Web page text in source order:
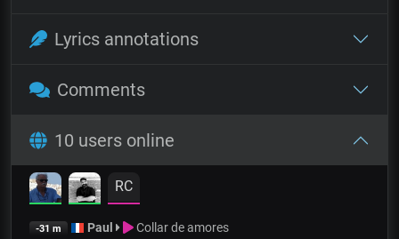
Lyrics annotations
Comments
10 users online
RC
-31 m Paul Collar de amores